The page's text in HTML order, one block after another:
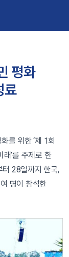
평화
료
를 위한 ‘제 1회
래’를 주제로 한
28일까지 한국,
명이 참석한